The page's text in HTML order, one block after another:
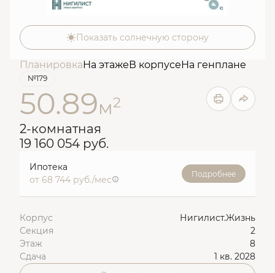
Показать солнечную сторону
ПланировкаНа этажеВ корпусеНа генплане
№179
50.89м2
2-комнатная
19 160 054 руб.
Ипотека
от 68 744 руб./мес
Подробнее
Корпус
Нигилист.Жизнь
Секция
2
Этаж
8
Сдача
1 кв. 2028